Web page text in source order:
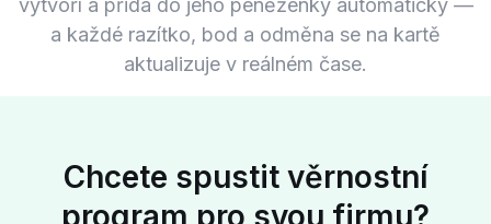
vytvoří a přidá do jeho peněženky automaticky —
a každé razítko, bod a odměna se na kartě
aktualizuje v reálném čase.
Chcete spustit věrnostní